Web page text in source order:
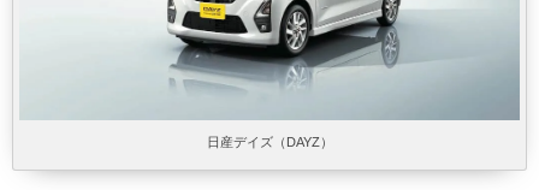
日産デイズ（DAYZ）